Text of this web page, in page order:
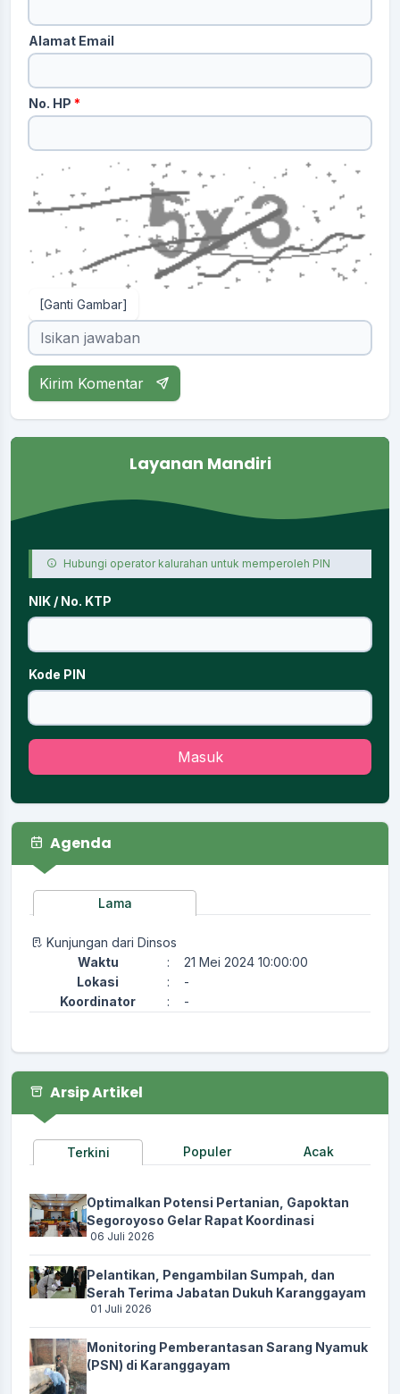
Alamat Email
No. HP *
[Ganti Gambar]
Kirim Komentar
Layanan Mandiri
Hubungi operator kalurahan untuk memperoleh PIN
NIK / No. KTP
Kode PIN
Masuk
Agenda
Lama
Kunjungan dari Dinsos
Waktu
:
21 Mei 2024 10:00:00
Lokasi
:
-
Koordinator
: -
Arsip Artikel
Terkini Populer Acak
Optimalkan Potensi Pertanian, Gapoktan
Segoroyoso Gelar Rapat Koordinasi
06 Juli 2026
Pelantikan, Pengambilan Sumpah, dan
Serah Terima Jabatan Dukuh Karanggayam
01 Juli 2026
Monitoring Pemberantasan Sarang Nyamuk
(PSN) di Karanggayam